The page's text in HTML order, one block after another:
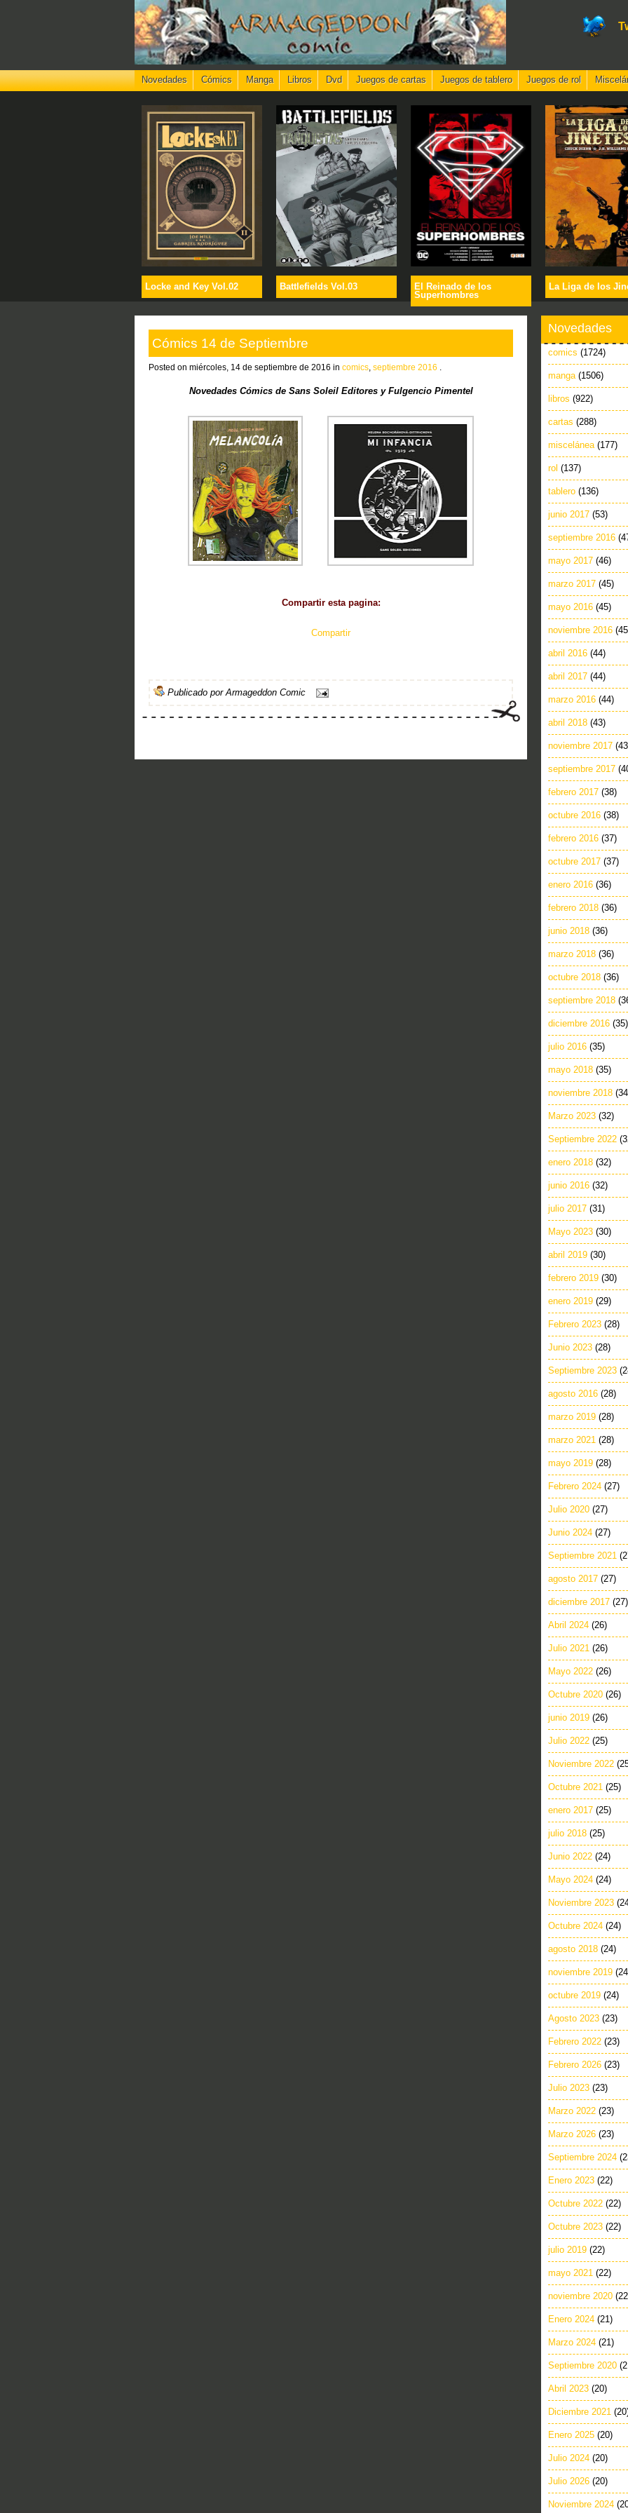
Novedades Cómics Manga Libros Dvd Juegos de cartas Juegos de tablero Juegos de rol
Locke and Key Vol.02 Battlefields Vol.03
El Reinado de los
Superhombres
La Liga de los
Cómics 14 de Septiembre
Posted on miércoles, 14 de septiembre de 2016 in comics septiembre 2016
Novedades Cómics de Sans Soleil Editores y Fulgencio Pimentel
Compartir esta pagina:
Compartir
Publicado porArmageddon Comic
Novedades
comics (1724)
manga (1506)
libros (922)
cartas (288)
miscelánea (177)
rol (137)
tablero (136)
junio 2017 (53)
septiembre 2016
mayo 2017 (46)
marzo 2017 (45)
mayo 2016 (45)
noviembre 2016
abril 2016 (44)
abril 2017 (44)
marzo 2016 (44)
abril 2018 (43)
noviembre 2017
septiembre 2017
febrero 2017 (38)
octubre 2016 (38)
febrero 2016 (37)
octubre 2017 (37)
enero 2016 (36)
febrero 2018 (36)
junio 2018 (36)
marzo 2018 (36)
octubre 2018 (36)
septiembre 2018
diciembre 2016 (35)
julio 2016 (35)
mayo 2018 (35)
noviembre 2018
Marzo 2023 (32)
Septiembre 2022
enero 2018 (32)
junio 2016 (32)
julio 2017 (31)
Mayo 2023 (30)
abril 2019 (30)
febrero 2019 (30)
enero 2019 (29)
Febrero 2023 (28)
Junio 2023 (28)
Septiembre 2023
agosto 2016 (28)
marzo 2019 (28)
marzo 2021 (28)
mayo 2019 (28)
Febrero 2024 (27)
Julio 2020 (27)
Junio 2024 (27)
Septiembre 2021
agosto 2017 (27)
diciembre 2017 (27)
Abril 2024 (26)
Julio 2021 (26)
Mayo 2022 (26)
Octubre 2020 (26)
junio 2019 (26)
Julio 2022 (25)
Noviembre 2022
Octubre 2021 (25)
enero 2017 (25)
julio 2018 (25)
Junio 2022 (24)
Mayo 2024 (24)
Noviembre 2023
Octubre 2024 (24)
agosto 2018 (24)
noviembre 2019
octubre 2019 (24)
Agosto 2023 (23)
Febrero 2022 (23)
Febrero 2026 (23)
Julio 2023 (23)
Marzo 2022 (23)
Marzo 2026 (23)
Septiembre 2024
Enero 2023 (22)
Octubre 2022 (22)
Octubre 2023 (22)
julio 2019 (22)
mayo 2021 (22)
noviembre 2020
Enero 2024 (21)
Marzo 2024 (21)
Septiembre 2020
Abril 2023 (20)
Diciembre 2021
Enero 2025 (20)
Julio 2024 (20)
Julio 2026 (20)
Noviembre 2024